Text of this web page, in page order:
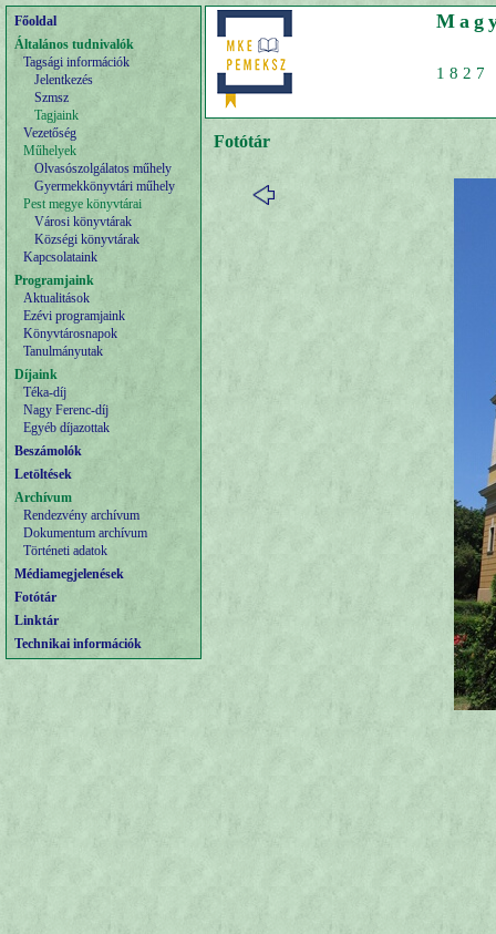
Főoldal
Általános tudnivalók
Tagsági információk
Jelentkezés
Szmsz
Tagjaink
Vezetőség
Műhelyek
Olvasószolgálatos műhely
Gyermekkönyvtári műhely
Pest megye könyvtárai
Városi könyvtárak
Községi könyvtárak
Kapcsolataink
Programjaink
Aktualitások
Ezévi programjaink
Könyvtárosnapok
Tanulmányutak
Díjaink
Téka-díj
Nagy Ferenc-díj
Egyéb díjazottak
Beszámolók
Letöltések
Archívum
Rendezvény archívum
Dokumentum archívum
Történeti adatok
Médiamegjelenések
Fotótár
Linktár
Technikai információk
Fotótár